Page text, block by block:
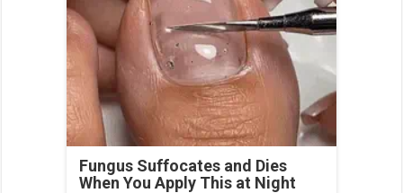
Fungus Suffocates and Dies
When You Apply This at Night